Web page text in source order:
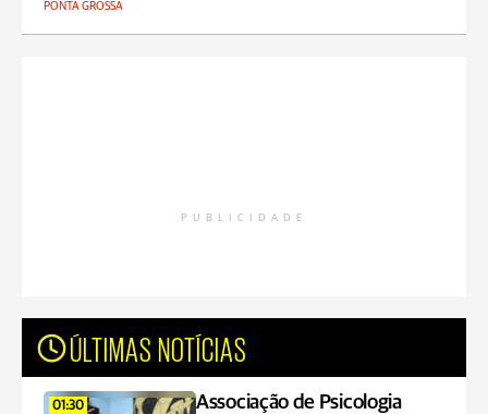
PONTA GROSSA
PUBLICIDADE
ÚLTIMAS NOTÍCIAS
01:30 Associação de Psicologia